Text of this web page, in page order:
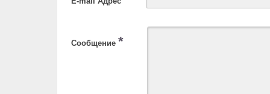
Сообщение *